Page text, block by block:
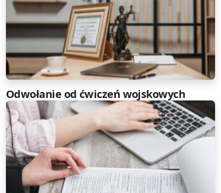
Odwołanie od ćwiczeń wojskowych